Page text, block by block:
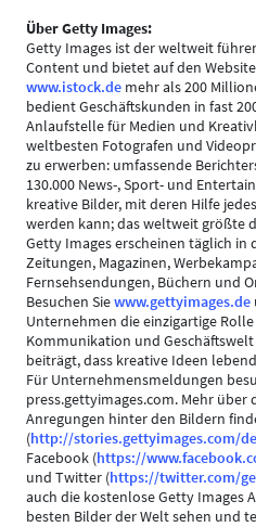
Über Getty Images:
Getty Images ist der weltweit
Content und bietet auf den
www.istock.de mehr als 200
bedient Geschäftskunden in fast
Anlaufstelle für Medien und
weltbesten Fotografen und
zu erwerben: umfassende
130.000 News-, Sport- und
kreative Bilder, mit deren Hilfe
werden kann; das weltweit größte
Getty Images erscheinen täglich in
Zeitungen, Magazinen,
Fernsehsendungen, Büchern und
Besuchen Siewww.gettyimages.de
Unternehmen die einzigartige
Kommunikation und
beiträgt, dass kreative Ideen
Für Unternehmensmeldungen
press.gettyimages.com. Mehr über
Anregungen hinter den Bildern
(http://stories.gettyimages.com/de
Facebook (https://
und Twitter (https://twitter.com/
auch die kostenlose Getty Images
besten Bilder der Welt sehen und